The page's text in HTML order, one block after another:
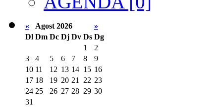
« Agost 2026
»
Dl Dm Dc Dj Dv Ds Dg
1
2
3
4 5 6 7 8
9
10 11 12 13 14 15 16
17 18 19 20 21 22 23
24 25 26 27 28 29 30
31